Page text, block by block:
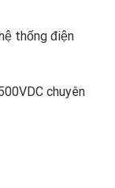
thống điện
chuyên